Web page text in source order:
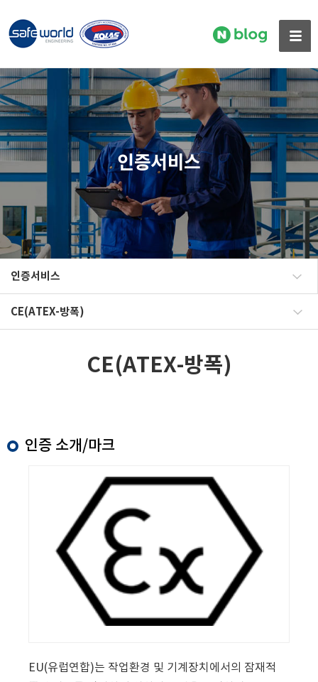
인증서비스
인증서비스
CE(ATEX-방폭)
CE(ATEX-방폭)
인증 소개/마크
EU(유럽연합)는 작업환경 및 기계장치에서의 잠재적